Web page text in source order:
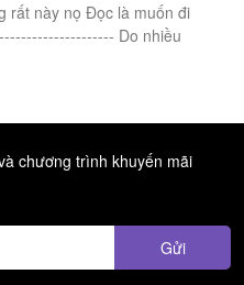
rất này nọ Đọc là muốn đi
Do nhiều
chương trình khuyến mãi